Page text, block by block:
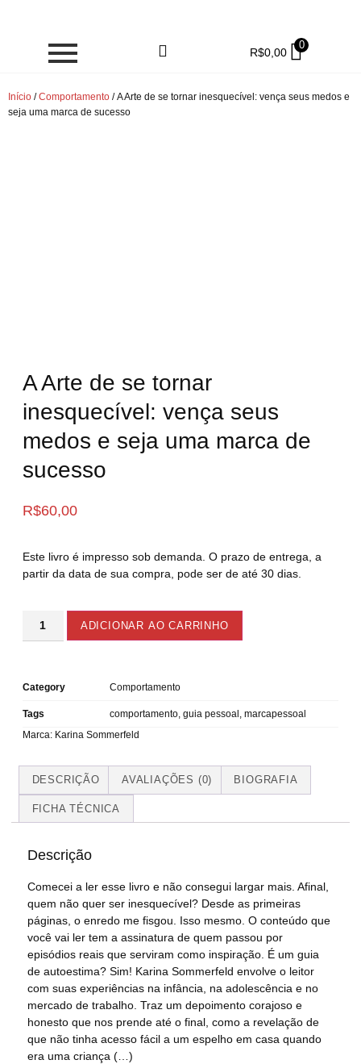
R$0,00
0
Início /Comportamento / A Arte de se tornar inesquecível: vença seus medos e
seja uma marca de sucesso
A Arte de se tornar
inesquecível: vença seus
medos e seja uma marca de
sucesso
R$60,00
Este livro é impresso sob demanda. O prazo de entrega, a
partir da data de sua compra, pode ser de até 30 dias.
ADICIONAR AO CARRINHO
Category Comportamento
Tags comportamento guia pessoal marcapessoal
Marca: Karina Sommerfeld
DESCRIÇÃO AVALIAÇÕES (0) BIOGRAFIA
FICHA TÉCNICA
Descrição
Comecei a ler esse livro e não consegui largar mais. Afinal,
quem não quer ser inesquecível? Desde as primeiras
páginas, o enredo me fisgou. Isso mesmo. O conteúdo que
você vai ler tem a assinatura de quem passou por
episódios reais que serviram como inspiração. É um guia
de autoestima? Sim! Karina Sommerfeld envolve o leitor
com suas experiências na infância, na adolescência e no
mercado de trabalho. Traz um depoimento corajoso e
honesto que nos prende até o final, como a revelação de
que não tinha acesso fácil a um espelho em casa quando
era uma criança (…)